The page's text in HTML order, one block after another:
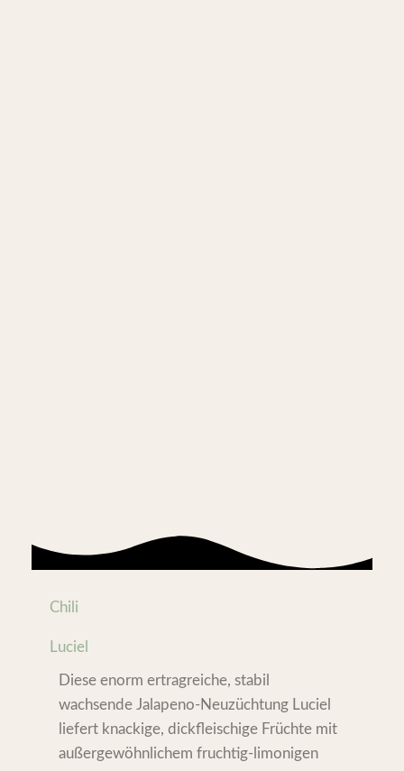
Chili
Luciel
Diese enorm ertragreiche, stabil
wachsende Jalapeno-Neuzüchtung Luciel
liefert knackige, dickfleischige Früchte mit
außergewöhnlichem fruchtig-limonigen